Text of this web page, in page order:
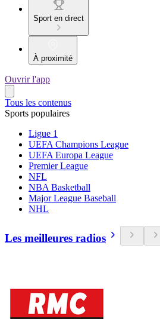
Sport en direct
À proximité
Ouvrir l'app
Tous les contenus
Sports populaires
Ligue 1
UEFA Champions League
UEFA Europa League
Premier League
NFL
NBA Basketball
Major League Baseball
NHL
Les meilleures radios